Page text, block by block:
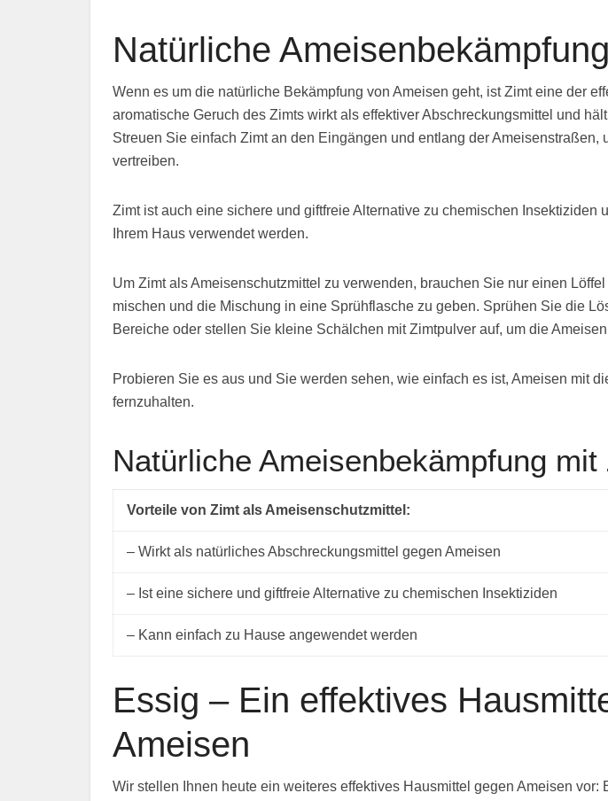
Natürliche
Wenn es um die natürliche Bekämpfung von Ameisen geht, ist Zimt eine der
aromatische Geruch des Zimts wirkt als effektiver Abschreckungsmittel und
Streuen Sie einfach Zimt an den Eingängen und entlang der Ameisenstraßen,
vertreiben.
Zimt ist auch eine sichere und giftfreie Alternative zu chemischen Insektiziden
Ihrem Haus verwendet werden.
Um Zimt als Ameisenschutzmittel zu verwenden, brauchen Sie nur einen
mischen und die Mischung in eine Sprühflasche zu geben. Sprühen Sie die
Bereiche oder stellen Sie kleine Schälchen mit Zimtpulver auf, um die
Probieren Sie es aus und Sie werden sehen, wie einfach es ist, Ameisen mit
fernzuhalten.
Natürliche Ameisenbekämpfung mit
Vorteile von Zimt als Ameisenschutzmittel:
– Wirkt als natürliches Abschreckungsmittel gegen Ameisen
– Ist eine sichere und giftfreie Alternative zu chemischen Insektiziden
– Kann einfach zu Hause angewendet werden
Essig – Ein effektives
Ameisen
Wir stellen Ihnen heute ein weiteres effektives Hausmittel gegen Ameisen vor: